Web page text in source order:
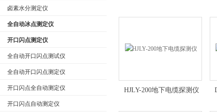
卤素水分测定仪
全自动冰点测定仪
开口闪点测定仪
全自动开口闪点测试仪
全自动开口闪点测定仪
开口闪点全自动测定仪
开口闪点自动测定仪
HJLY-200地下电缆探测仪